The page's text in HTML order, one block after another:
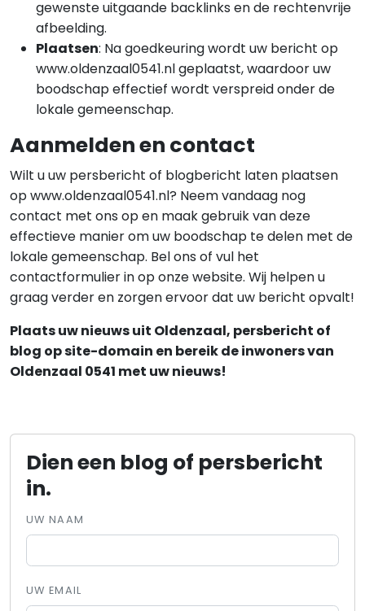
gewenste uitgaande backlinks en de rechtenvrije
afbeelding.
Plaatsen: Na goedkeuring wordt uw bericht op
www.oldenzaal0541.nl geplaatst, waardoor uw
boodschap effectief wordt verspreid onder de
lokale gemeenschap.
Aanmelden en contact
Wilt u uw persbericht of blogbericht laten plaatsen
op www.oldenzaal0541.nl? Neem vandaag nog
contact met ons op en maak gebruik van deze
effectieve manier om uw boodschap te delen met de
lokale gemeenschap. Bel ons of vul het
contactformulier in op onze website. Wij helpen u
graag verder en zorgen ervoor dat uw bericht opvalt!
Plaats uw nieuws uit Oldenzaal, persbericht of
blog op site-domain en bereik de inwoners van
Oldenzaal 0541 met uw nieuws!
Dien een blog of persbericht
in.
UW NAAM
UW EMAIL